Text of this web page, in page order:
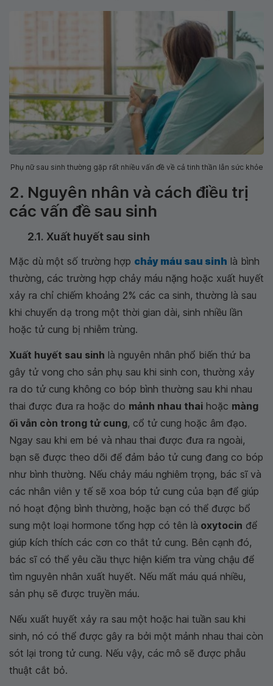
Phụ nữ sau sinh thường gặp rất nhiều vấn đề về cả tinh thần lẫn sức khỏe
2. Nguyên nhân và cách điều trị
các vấn đề sau sinh
2.1. Xuất huyết sau sinh
Mặc dù một số trường hợp chảy máu sau sinh là bình
thường, các trường hợp chảy máu nặng hoặc xuất huyết
xảy ra chỉ chiếm khoảng 2% các ca sinh, thường là sau
khi chuyển dạ trong một thời gian dài, sinh nhiều lần
hoặc tử cung bị nhiễm trùng.
Xuất huyết sau sinh là nguyên nhân phổ biến thứ ba
gây tử vong cho sản phụ sau khi sinh con, thường xảy
ra do tử cung không co bóp bình thường sau khi nhau
thai được đưa ra hoặc do mảnh nhau thai hoặc màng
ối vẫn còn trong tử cung, cổ tử cung hoặc âm đạo.
Ngay sau khi em bé và nhau thai được đưa ra ngoài,
bạn sẽ được theo dõi để đảm bảo tử cung đang co bóp
như bình thường. Nếu chảy máu nghiêm trọng, bác sĩ và
các nhân viên y tế sẽ xoa bóp tử cung của bạn để giúp
nó hoạt động bình thường, hoặc bạn có thể được bổ
sung một loại hormone tổng hợp có tên là oxytocin để
giúp kích thích các cơn co thắt tử cung. Bên cạnh đó,
bác sĩ có thể yêu cầu thực hiện kiểm tra vùng chậu để
tìm nguyên nhân xuất huyết. Nếu mất máu quá nhiều,
sản phụ sẽ được truyền máu.
Nếu xuất huyết xảy ra sau một hoặc hai tuần sau khi
sinh, nó có thể được gây ra bởi một mảnh nhau thai còn
sót lại trong tử cung. Nếu vậy, các mô sẽ được phẫu
thuật cắt bỏ.